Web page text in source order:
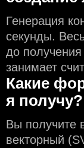
Генерация
секунды.
до
занимает
Какие
я получу?
Вы получите
векторный